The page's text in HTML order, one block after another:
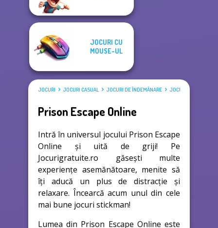
JOCURI CU
MOUSE-UL
JOCURI JOCURI CASUAL JOCURI DE ÎNDEMÂNARE JOCURI STICKMAN
Prison Escape Online
Intră în universul jocului Prison Escape
Online și uită de griji! Pe
Jocurigratuite.ro găsești multe
experiențe asemănătoare, menite să
îți aducă un plus de distracție și
relaxare. Încearcă acum unul din cele
mai bune jocuri stickman!
Lumea din Prison Escape Online este